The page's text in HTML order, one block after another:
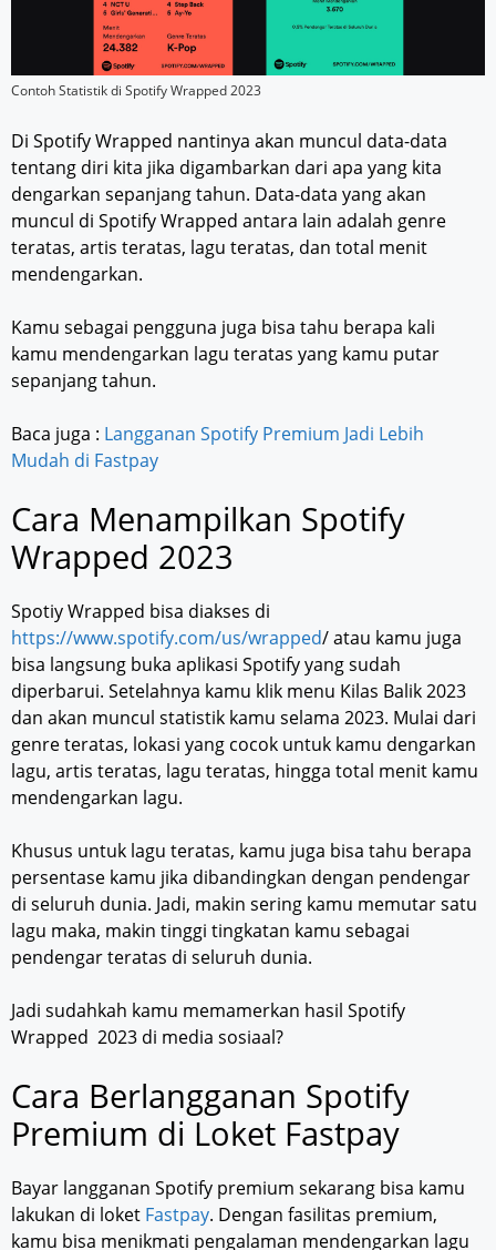
Contoh Statistik di Spotify Wrapped 2023
Di Spotify Wrapped nantinya akan muncul data-data
tentang diri kita jika digambarkan dari apa yang kita
dengarkan sepanjang tahun. Data-data yang akan
muncul di Spotify Wrapped antara lain adalah genre
teratas, artis teratas, lagu teratas, dan total menit
mendengarkan.
Kamu sebagai pengguna juga bisa tahu berapa kali
kamu mendengarkan lagu teratas yang kamu putar
sepanjang tahun.
Baca juga : Langganan Spotify Premium Jadi Lebih
Mudah di Fastpay
Cara Menampilkan Spotify
Wrapped 2023
Spotiy Wrapped bisa diakses di
https://www.spotify.com/us/wrapped/ atau kamu juga
bisa langsung buka aplikasi Spotify yang sudah
diperbarui. Setelahnya kamu klik menu Kilas Balik 2023
dan akan muncul statistik kamu selama 2023. Mulai dari
genre teratas, lokasi yang cocok untuk kamu dengarkan
lagu, artis teratas, lagu teratas, hingga total menit kamu
mendengarkan lagu.
Khusus untuk lagu teratas, kamu juga bisa tahu berapa
persentase kamu jika dibandingkan dengan pendengar
di seluruh dunia. Jadi, makin sering kamu memutar satu
lagu maka, makin tinggi tingkatan kamu sebagai
pendengar teratas di seluruh dunia.
Jadi sudahkah kamu memamerkan hasil Spotify
Wrapped 2023 di media sosiaal?
Cara Berlangganan Spotify
Premium di Loket Fastpay
Bayar langganan Spotify premium sekarang bisa kamu
lakukan di loket Fastpay. Dengan fasilitas premium,
kamu bisa menikmati pengalaman mendengarkan lagu